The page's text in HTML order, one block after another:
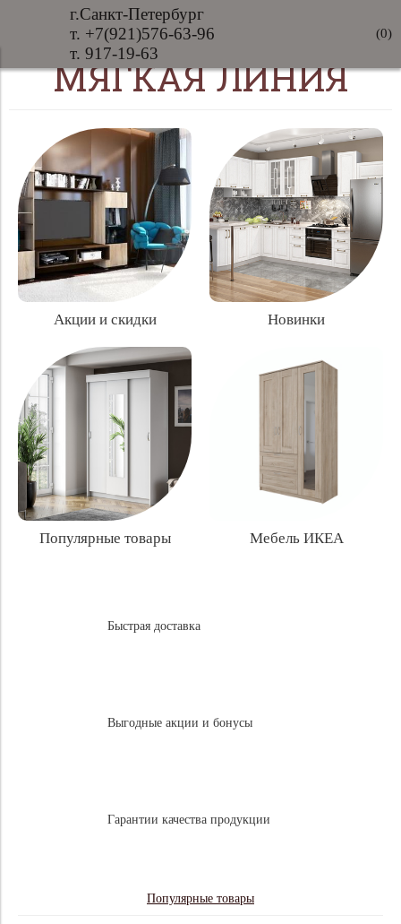
г.Санкт-Петербург
т. +7(921)576-63-96
т. 917-19-63
(0)
МЯГКАЯ ЛИНИЯ
Акции и скидки Новинки
Популярные товары Мебель ИКЕА
Быстрая доставка
Выгодные акции и бонусы
Гарантии качества продукции
Популярные товары